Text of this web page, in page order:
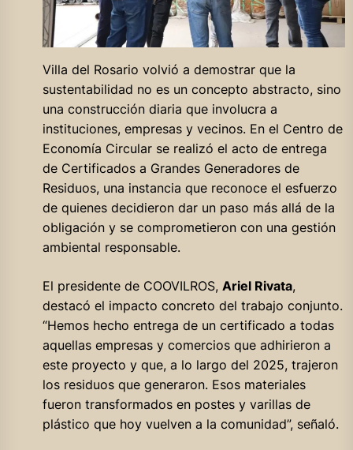
Villa del Rosario volvió a demostrar que la
sustentabilidad no es un concepto abstracto, sino
una construcción diaria que involucra a
instituciones, empresas y vecinos. En el Centro de
Economía Circular se realizó el acto de entrega
de Certificados a Grandes Generadores de
Residuos, una instancia que reconoce el esfuerzo
de quienes decidieron dar un paso más allá de la
obligación y se comprometieron con una gestión
ambiental responsable.
El presidente de COOVILROS, Ariel Rivata,
destacó el impacto concreto del trabajo conjunto.
“Hemos hecho entrega de un certificado a todas
aquellas empresas y comercios que adhirieron a
este proyecto y que, a lo largo del 2025, trajeron
los residuos que generaron. Esos materiales
fueron transformados en postes y varillas de
plástico que hoy vuelven a la comunidad”, señaló.